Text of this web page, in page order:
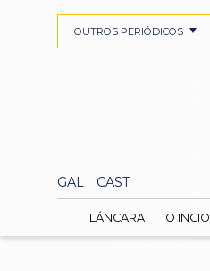
GAL CAST
OUTROS PERIÓDICOS
LÁNCARA O INCIO